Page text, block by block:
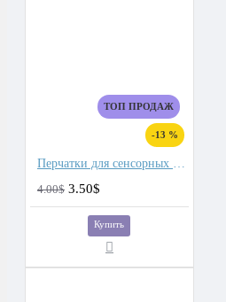
ТОП ПРОДАЖ
-13 %
Перчатки для сенсорных экранов мужские флис, подкладка плюш двойной
4.00$ 3.50$
Купить